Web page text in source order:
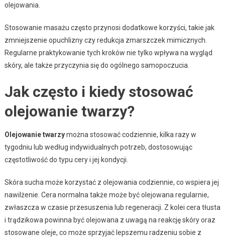
olejowania.
Stosowanie masażu często przynosi dodatkowe korzyści, takie jak
zmniejszenie opuchlizny czy redukcja zmarszczek mimicznych.
Regularne praktykowanie tych kroków nie tylko wpływa na wygląd
skóry, ale także przyczynia się do ogólnego samopoczucia.
Jak często i kiedy stosować
olejowanie twarzy?
Olejowanie twarzymożna stosować codziennie, kilka razy w
tygodniu lub według indywidualnych potrzeb, dostosowując
częstotliwość do typu cery i jej kondycji.
Skóra sucha może korzystać z olejowania codziennie, co wspiera jej
nawilżenie. Cera normalna także może być olejowana regularnie,
zwłaszcza w czasie przesuszenia lub regeneracji. Z kolei cera tłusta
i trądzikowa powinna być olejowana z uwagą na reakcję skóry oraz
stosowane oleje, co może sprzyjać lepszemu radzeniu sobie z